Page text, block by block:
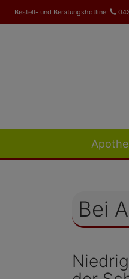
Bestell- und Beratungshotline:
Bei